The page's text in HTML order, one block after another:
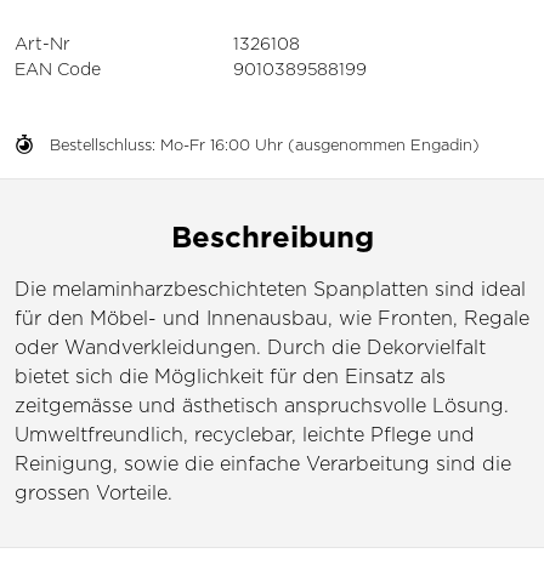
Bestellschluss: Mo-Fr 16:00 Uhr (ausgenommen Engadin)
Art-Nr
1326108
EAN Code
9010389588199
Beschreibung
Die melaminharzbeschichteten Spanplatten sind ideal
für den Möbel- und Innenausbau, wie Fronten, Regale
oder Wandverkleidungen. Durch die Dekorvielfalt
bietet sich die Möglichkeit für den Einsatz als
zeitgemässe und ästhetisch anspruchsvolle Lösung.
Umweltfreundlich, recyclebar, leichte Pflege und
Reinigung, sowie die einfache Verarbeitung sind die
grossen Vorteile.